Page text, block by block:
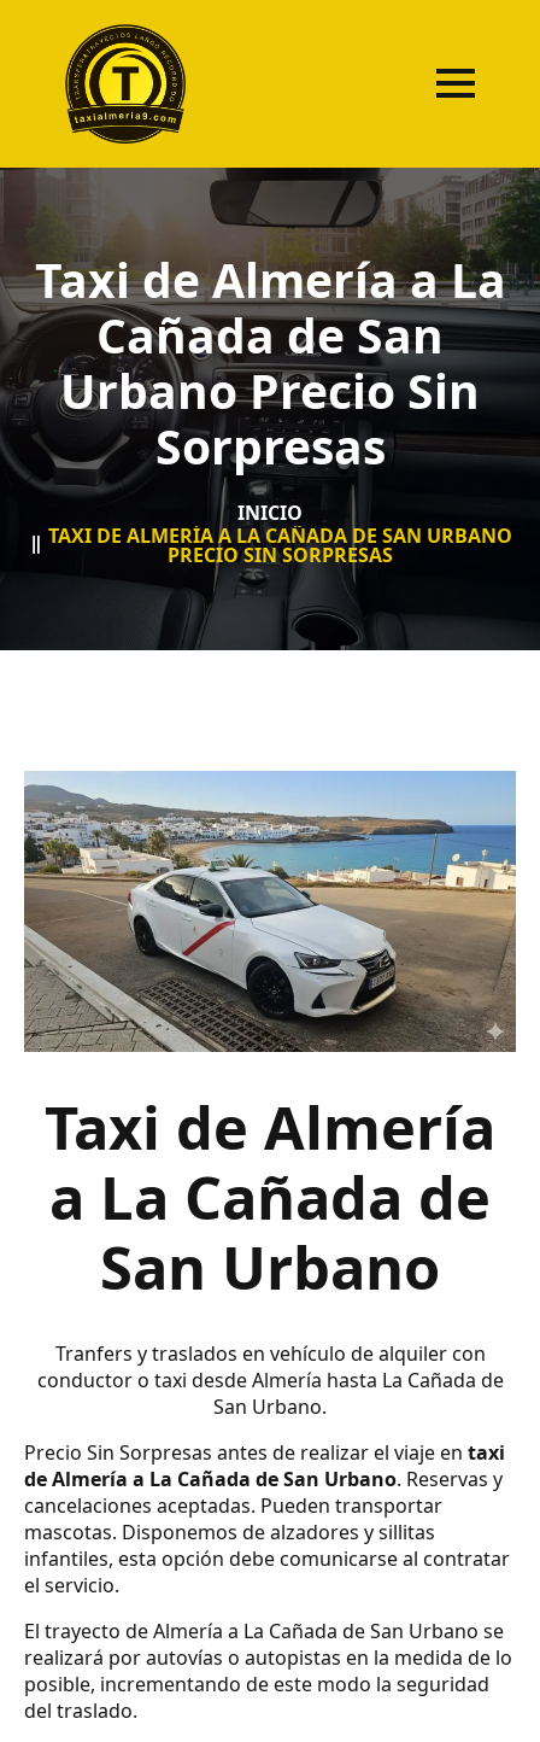
Taxi de Almería a La
Cañada de San
Urbano Precio Sin
Sorpresas
INICIO
TAXI DE ALMERÍA A LA CAÑADA DE SAN URBANO
PRECIO SIN SORPRESAS
Taxi de Almería
a La Cañada de
San Urbano
Tranfers y traslados en vehículo de alquiler con
conductor o taxi desde Almería hasta La Cañada de
San Urbano.
Precio Sin Sorpresas antes de realizar el viaje en taxi
de Almería a La Cañada de San Urbano. Reservas y
cancelaciones aceptadas. Pueden transportar
mascotas. Disponemos de alzadores y sillitas
infantiles, esta opción debe comunicarse al contratar
el servicio.
El trayecto de Almería a La Cañada de San Urbano se
realizará por autovías o autopistas en la medida de lo
posible, incrementando de este modo la seguridad
del traslado.